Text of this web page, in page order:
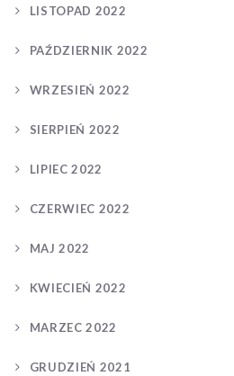
LISTOPAD 2022
PAŹDZIERNIK 2022
WRZESIEŃ 2022
SIERPIEŃ 2022
LIPIEC 2022
CZERWIEC 2022
MAJ 2022
KWIECIEŃ 2022
MARZEC 2022
GRUDZIEŃ 2021